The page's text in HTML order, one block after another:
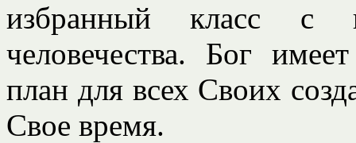
избранный класс с
человечества. Бог
план для всех Своих
Свое время.